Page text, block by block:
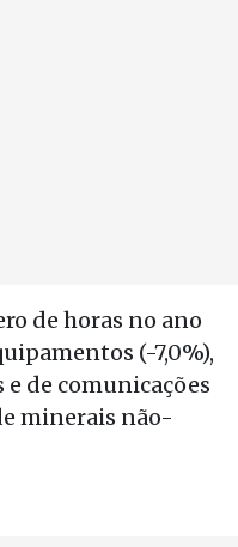
de horas no ano
(-7,0%),
de comunicações
minerais não-